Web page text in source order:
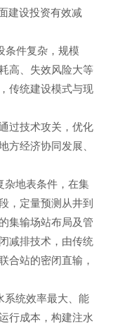
建设投资有效减
件复杂，规模
高、失效风险大等
传统建设模式与现
过技术攻关，优化
方经济协同发展、
地表条件，在集
，定量预测从井到
集输场站布局及管
减排技术，由传统
合站的密闭直输，
统效率最大、能
行成本，构建注水